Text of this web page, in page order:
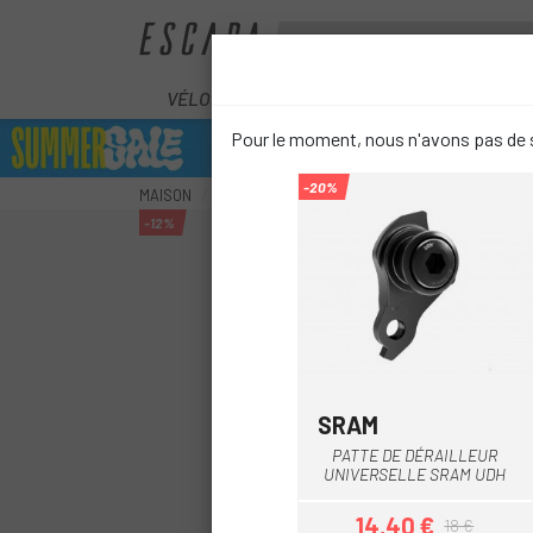
VÉLOS
MAISON COMPOSANTS CADRES VELOS
-12%
Pour le moment, nous n'avons pas
-20%
SRAM
PATTE DE DÉRAILLEUR
UNIVERSELLE SRAM UDH
14,40 € 18 €